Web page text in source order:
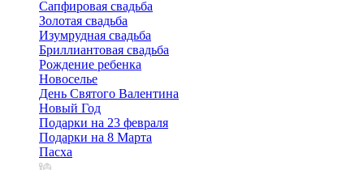
Сапфировая свадьба
Золотая свадьба
Изумрудная свадьба
Бриллиантовая свадьба
Рождение ребенка
Новоселье
День Святого Валентина
Новый Год
Подарки на 23 февраля
Подарки на 8 Марта
Пасха